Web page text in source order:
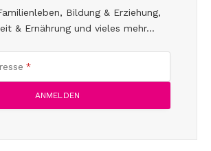
Bildung & Erziehung,
& Ernährung und vieles mehr...